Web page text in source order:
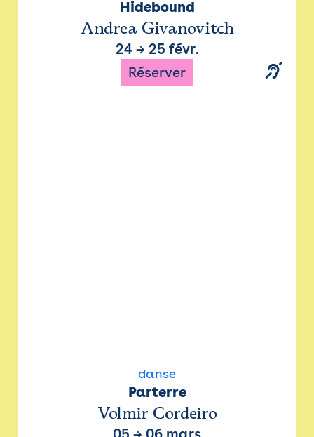
Hidebound
Andrea Givanovitch
24→ 25 févr.
Réserver
danse
Parterre
Volmir Cordeiro